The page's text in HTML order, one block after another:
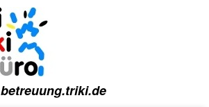
betreuung.triki.de